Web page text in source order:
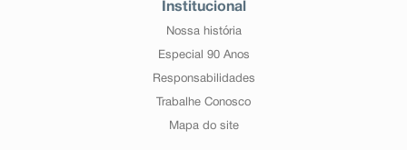
Institucional
Nossa história
Especial 90 Anos
Responsabilidades
Trabalhe Conosco
Mapa do site